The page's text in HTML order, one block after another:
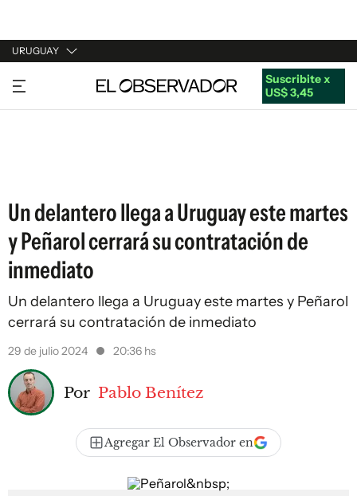
URUGUAY
URUGUAY
ARGENTINA
Suscribite x
US$ 3,45
Un delantero llega a Uruguay este martes
y Peñarol cerrará su contratación de
inmediato
Un delantero llega a Uruguay este martes y Peñarol
cerrará su contratación de inmediato
29 de julio 2024 20:36 hs
Por Pablo Benítez
Agregar El Observador en